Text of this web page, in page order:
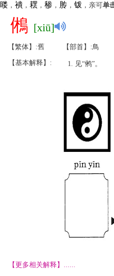
䁖， 䙡， 䎬 ， 䅟， 䏝， 䥽，亲可单
鵂 [xiū]
【繁体】:舊 【部首】:鳥
【基本解释】: 见“鸺”。
【更多相关解释】......